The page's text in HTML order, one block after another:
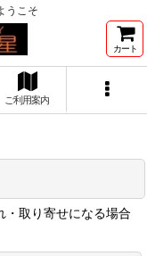
うこそ
カート
ご利用案内
・取り寄せになる場合